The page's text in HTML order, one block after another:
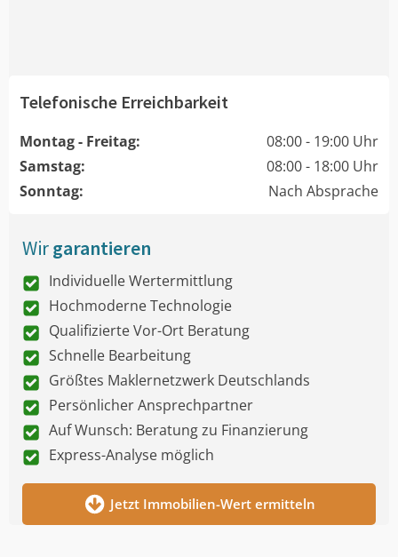
Telefonische Erreichbarkeit
Montag - Freitag:
08:00 - 19:00 Uhr
Samstag:
08:00 - 18:00 Uhr
Sonntag:
Nach Absprache
Wirgarantieren
Individuelle Wertermittlung
Hochmoderne Technologie
Qualifizierte Vor-Ort Beratung
Schnelle Bearbeitung
Größtes Maklernetzwerk Deutschlands
Persönlicher Ansprechpartner
Auf Wunsch: Beratung zu Finanzierung
Express-Analyse möglich
Jetzt Immobilien-Wert ermitteln